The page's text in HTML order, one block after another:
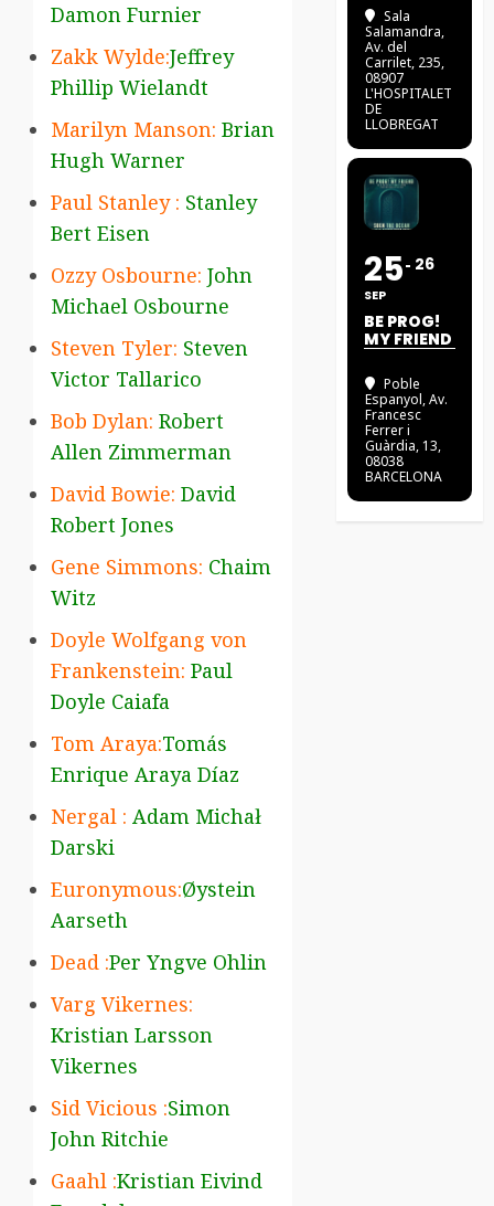
Damon Furnier
Zakk Wylde:Jeffrey
Phillip Wielandt
Marilyn Manson: Brian
Hugh Warner
Paul Stanley : Stanley
Bert Eisen
Ozzy Osbourne: John
Michael Osbourne
Steven Tyler: Steven
Victor Tallarico
Bob Dylan: Robert
Allen Zimmerman
David Bowie: David
Robert Jones
Gene Simmons: Chaim
Witz
Doyle Wolfgang von
Frankenstein: Paul
Doyle Caiafa
Tom Araya:Tomás
Enrique Araya Díaz
Nergal : Adam Michał
Darski
Euronymous:Øystein
Aarseth
Dead :Per Yngve Ohlin
Varg Vikernes:
Kristian Larsson
Vikernes
Sid Vicious :Simon
John Ritchie
Gaahl :Kristian Eivind
Sala
Salamandra,
Av. del
Carrilet, 235,
08907
L'HOSPITALET
DE
LLOBREGAT
25
SEP
26
BE PROG!
MY FRIEND
Poble
Espanyol, Av.
Francesc
Ferrer i
Guàrdia, 13,
08038
BARCELONA